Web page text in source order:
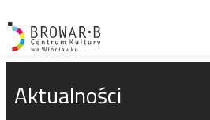
Aktualności